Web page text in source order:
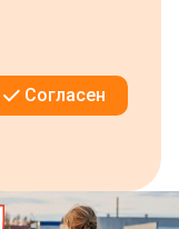
Согласен